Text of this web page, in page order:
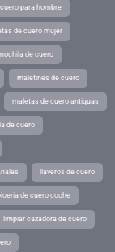
para hombre
de cuero mujer
de cuero
maletines de cuero
maletas de cuero antiguas
de cuero
llaveros de cuero
de cuero coche
limpiar cazadora de cuero